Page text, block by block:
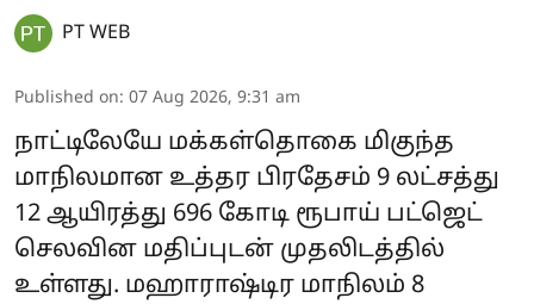
PT WEB
Published on: 07 Aug 2026, 9:31 am
நாட்டிலேயே மக்கள்தொகை மிகுந்த
மாநிலமான உத்தர பிரதேசம் 9 லட்சத்து
12 ஆயிரத்து 696 கோடி ரூபாய் பட்ஜெட்
செலவின மதிப்புடன் முதலிடத்தில்
உள்ளது. மஹாராஷ்டிர மாநிலம் 8